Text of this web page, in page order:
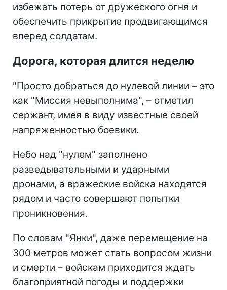
избежать потерь от дружеского огня и
обеспечить прикрытие продвигающимся
вперед солдатам.
Дорога, которая длится неделю
"Просто добраться до нулевой линии – это
как "Миссия невыполнима", – отметил
сержант, имея в виду известные своей
напряженностью боевики.
Небо над "нулем" заполнено
разведывательными и ударными
дронами, а вражеские войска находятся
рядом и часто совершают попытки
проникновения.
По словам "Янки", даже перемещение на
300 метров может стать вопросом жизни
и смерти – войскам приходится ждать
благоприятной погоды и поддержки